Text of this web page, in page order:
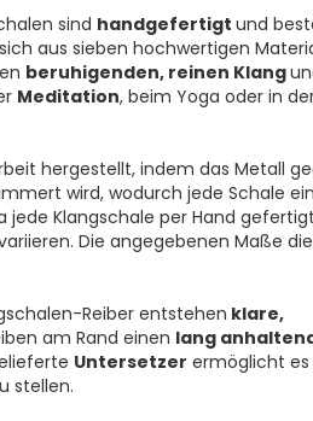
sind handgefertigt und
aus sieben hochwertigen
beruhigenden, reinen Klang
Meditation, beim Yoga oder in
hergestellt, indem das Metall
wird, wodurch jede Schale
jede Klangschale per Hand
Die angegebenen Maße
Reiber entstehen klare,
am Rand einen lang
Untersetzer ermöglicht es
stellen.